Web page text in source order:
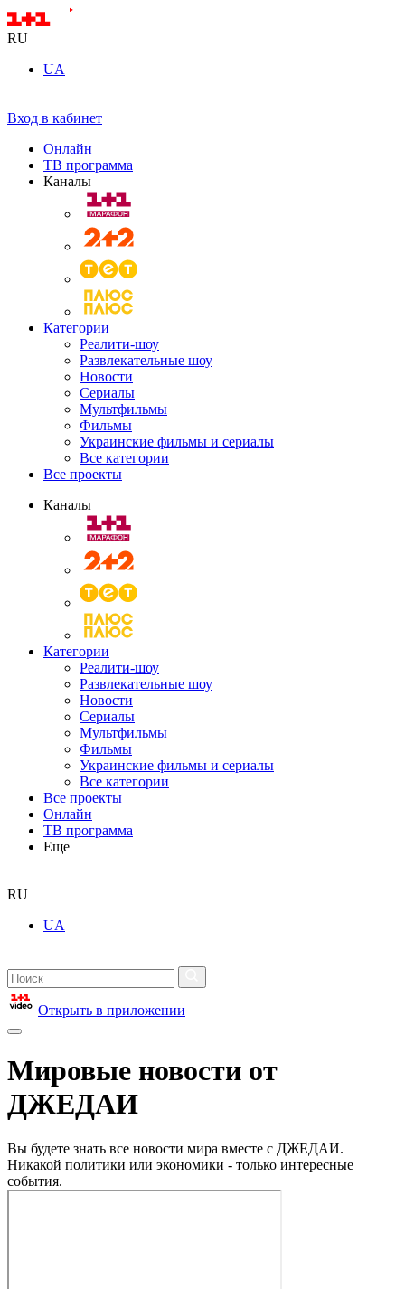
RU
UA
Вход в кабинет
Онлайн
ТВ программа
Каналы
Категории
Реалити-шоу
Развлекательные шоу
Новости
Сериалы
Мультфильмы
Фильмы
Украинские фильмы и сериалы
Все категории
Все проекты
Каналы
Категории
Реалити-шоу
Развлекательные шоу
Новости
Сериалы
Мультфильмы
Фильмы
Украинские фильмы и сериалы
Все категории
Все проекты
Онлайн
ТВ программа
Еще
RU
UA
Открыть в приложении
Мировые новости от
ДЖЕДАИ
Вы будете знать все новости мира вместе с ДЖЕДАИ.
Никакой политики или экономики - только интересные
события.